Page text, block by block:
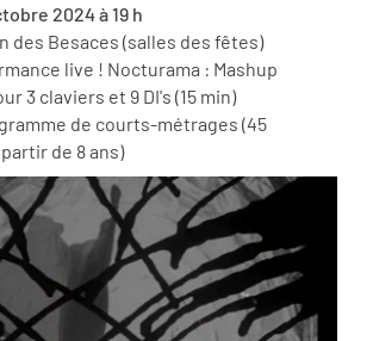
2024 à 19 h
des Besaces (salles des fêtes)
live ! Nocturama : Mashup
3 claviers et 9 DI's (15 min)
de courts-métrages (45
de 8 ans)